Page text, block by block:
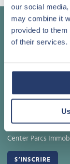
our social
may combine it
provided to
of their services.
Je souhaite
Center Parcs
Appelez